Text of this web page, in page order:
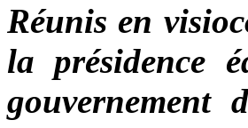
Réunis en
la présidence